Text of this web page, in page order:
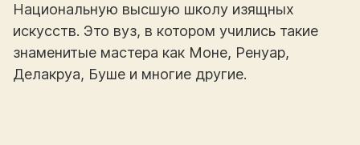
Национальную высшую школу изящных
искусств. Это вуз, в котором учились такие
знаменитые мастера как Моне, Ренуар,
Делакруа, Буше и многие другие.